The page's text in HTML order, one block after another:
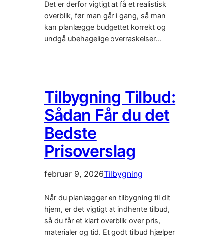
Det er derfor vigtigt at få et realistisk
overblik, før man går i gang, så man
kan planlægge budgettet korrekt og
undgå ubehagelige overraskelser…
Tilbygning Tilbud:
Sådan Får du det
Bedste
Prisoverslag
februar 9, 2026Tilbygning
Når du planlægger en tilbygning til dit
hjem, er det vigtigt at indhente tilbud,
så du får et klart overblik over pris,
materialer og tid. Et godt tilbud hjælper